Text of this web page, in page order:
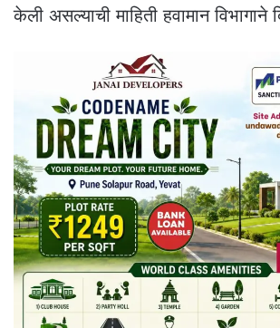
केली असल्याची माहिती हवामान विभागाने